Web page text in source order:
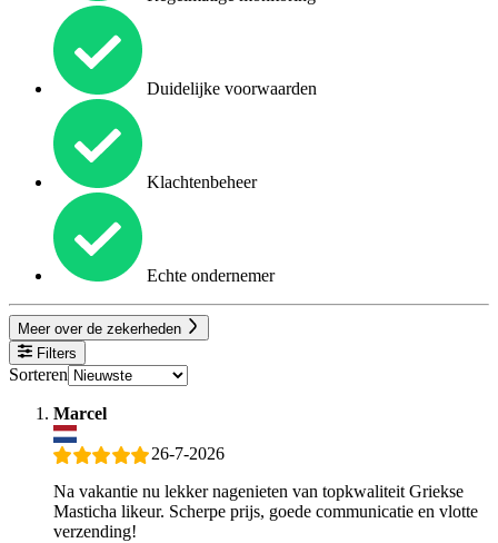
Duidelijke voorwaarden
Klachtenbeheer
Echte ondernemer
Meer over de zekerheden
Filters
Sorteren
Marcel
26-7-2026
Na vakantie nu lekker nagenieten van topkwaliteit Griekse
Masticha likeur. Scherpe prijs, goede communicatie en vlotte
verzending!